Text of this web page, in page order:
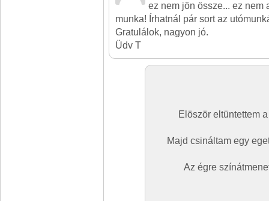
ez nem jön össze... ez nem
munka! Írhatnál pár sort az
Gratulálok, nagyon jó.
Üdv T
Elöször eltüntettem
Majd csináltam egy
Az égre